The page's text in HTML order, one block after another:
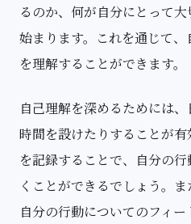
るのか、何が自分にとって
始まります。これを通じて
を理解することができます。
自己理解を深めるためには
時間を設けたりすることが
を記録することで、自分の
くことができるでしょう。
自分の行動についてのフィ